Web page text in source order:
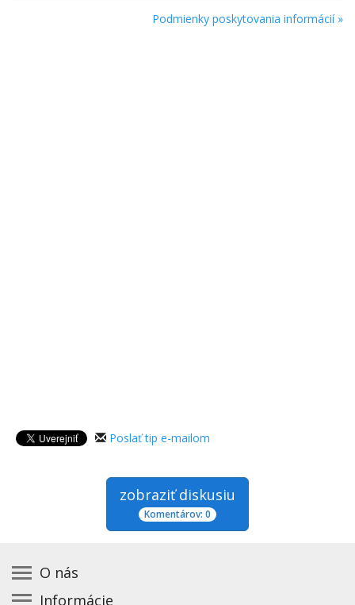
Podmienky poskytovania informácií »
Poslať tip e-mailom
zobraziť diskusiu
Komentárov: 0
O nás
Kontakt na prevádzkovateľa
Informácie